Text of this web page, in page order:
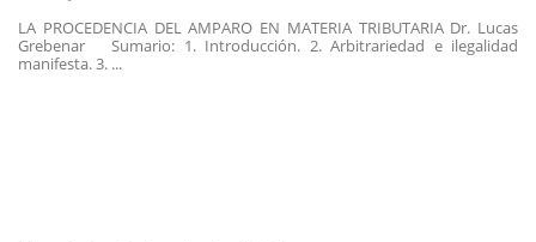
LA PROCEDENCIA DEL AMPARO EN MATERIA TRIBUTARIA Dr. Lucas
Grebenar Sumario: 1. Introducción. 2. Arbitrariedad e ilegalidad
manifesta. 3. ...